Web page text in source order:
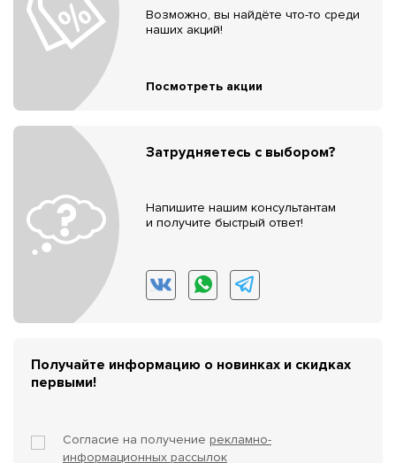
Возможно, вы найдёте что-то среди
наших акций!
Посмотреть акции
Затрудняетесь с выбором?
Напишите нашим консультантам
и получите быстрый ответ!
Получайте информацию о новинках и скидках
первыми!
Согласие на получение рекламно-
информационных рассылок